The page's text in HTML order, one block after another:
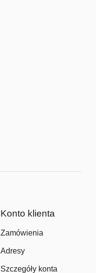
Konto klienta
Zamówienia
Adresy
Szczegóły konta